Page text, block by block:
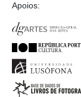
Apoios: